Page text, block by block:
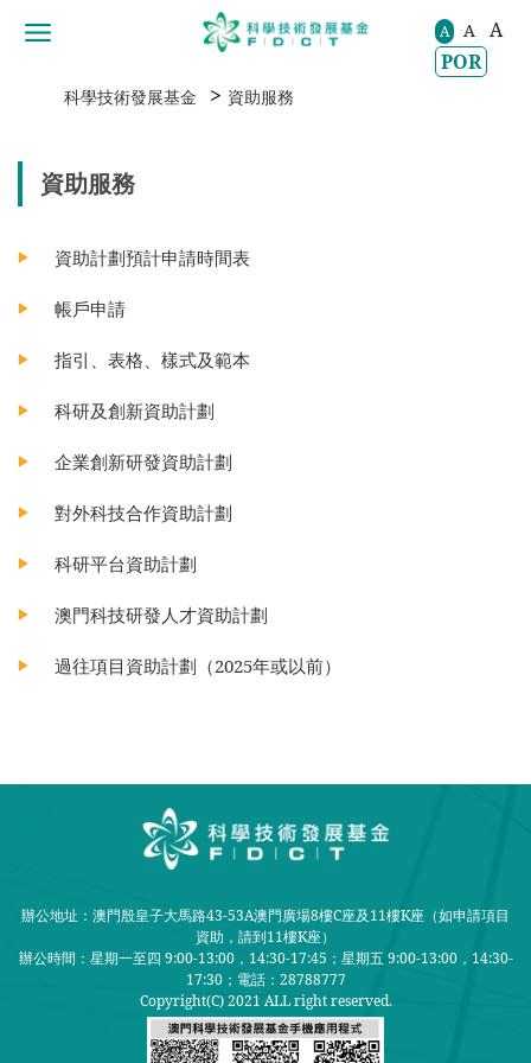
移動到内容區域 A A
A
POR
科學技術發展基金 > 資助服務
資助服務
資助計劃預計申請時間表
帳戶申請
指引、表格、樣式及範本
科研及創新資助計劃
企業創新研發資助計劃
對外科技合作資助計劃
科研平台資助計劃
澳門科技研發人才資助計劃
過往項目資助計劃（2025年或以前）
辦公地址：澳門殷皇子大馬路43-53A澳門廣場8樓C座及11樓K座（如申請項目
資助，請到11樓K座）
辦公時間：星期一至四 9:00-13:00，14:30-17:45；星期五 9:00-13:00，14:30-
17:30； 電話：28788777
Copyright(C) 2021 ALL right reserved.